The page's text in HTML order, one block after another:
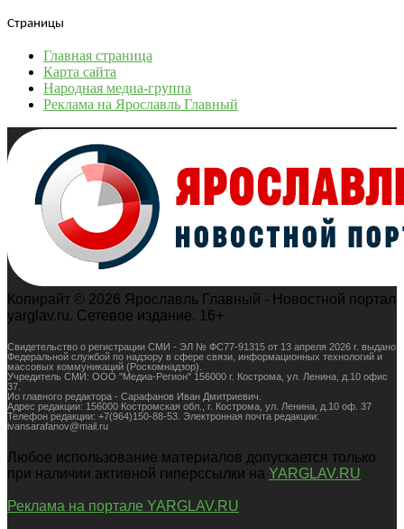
Страницы
Главная страница
Карта сайта
Народная медиа-группа
Реклама на Ярославль Главный
Копирайт © 2026 Ярославль Главный - Новостной портал
yarglav.ru. Сетевое издание. 16+
Свидетельство о регистрации СМИ - ЭЛ № ФС77-91315 от 13 апреля 2026 г. выдано
Федеральной службой по надзору в сфере связи, информационных технологий и
массовых коммуникаций (Роскомнадзор).
Учредитель СМИ: ООО "Медиа-Регион" 156000 г. Кострома, ул. Ленина, д.10 офис
37.
Ио главного редактора - Сарафанов Иван Дмитриевич.
Адрес редакции: 156000 Костромская обл., г. Кострома, ул. Ленина, д.10 оф. 37
Телефон редакции: +7(964)150-88-53. Электронная почта редакции:
ivansarafanov@mail.ru
Любое использование материалов допускается только
при наличии активной гиперссылки на YARGLAV.RU
Реклама на портале YARGLAV.RU